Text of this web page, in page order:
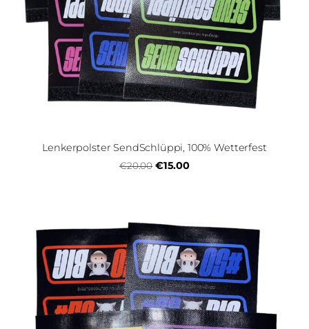
Lenkerpolster SendSchlüppi, 100% Wetterfest
€20.00 €15.00